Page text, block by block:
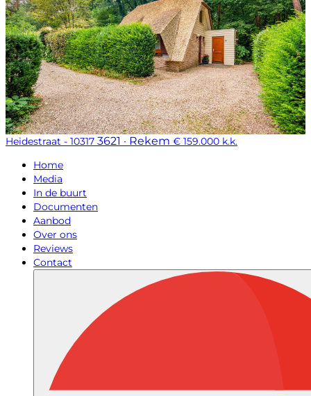
Heidestraat - 10317 3621 · Rekem € 159.000 k.k.
Home
Media
In de buurt
Documenten
Aanbod
Over ons
Reviews
Contact